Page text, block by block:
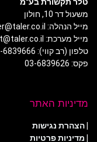
משעול דר 10, חולון
מייל הנהלה: taler@taler.co.il
מייל מערכת: anat@taler.co.il
טלפון (רב קווי): 03-6839666
פקס: 03-6839626
מדיניות האתר
|הצהרת נגישות
| מדיניות פרטיות